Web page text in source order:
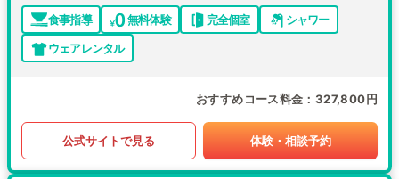
食事指導 無料体験 完全個室
シャワー
ウェアレンタル
おすすめコース料金 327,800円
公式サイトで見る 体験・相談予約